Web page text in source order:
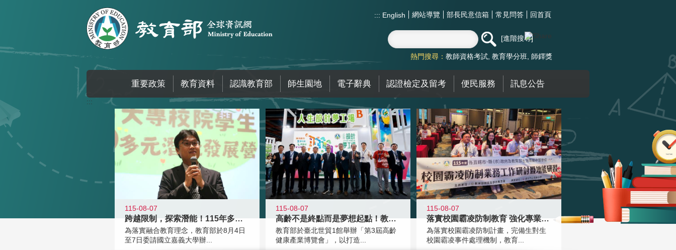
::: English 網站導覽 部長民意信箱 常見問答 回首頁
進階搜尋
熱門搜尋： 教師資格考試 教育學分班 師鐸獎
重要政策 教育資料 認識教育部 師生園地 電子辭典 認證檢定及留考 便民服務 訊息公告
:::
115-08-07
跨越限制，探索潛能！115年多元潛
為落實融合教育理念，教育部於8月4日
至7日委請國立嘉義大學辦...
115-08-07
高齡不是終點而是夢想起點！教育部打
教育部於臺北世貿1館舉辦「第3屆高齡
健康產業博覽會」，以打造...
115-08-07
落實校園霸凌防制教育 強化專業知能
為落實校園霸凌防制計畫，完備生對生
校園霸凌事件處理機制，教育...